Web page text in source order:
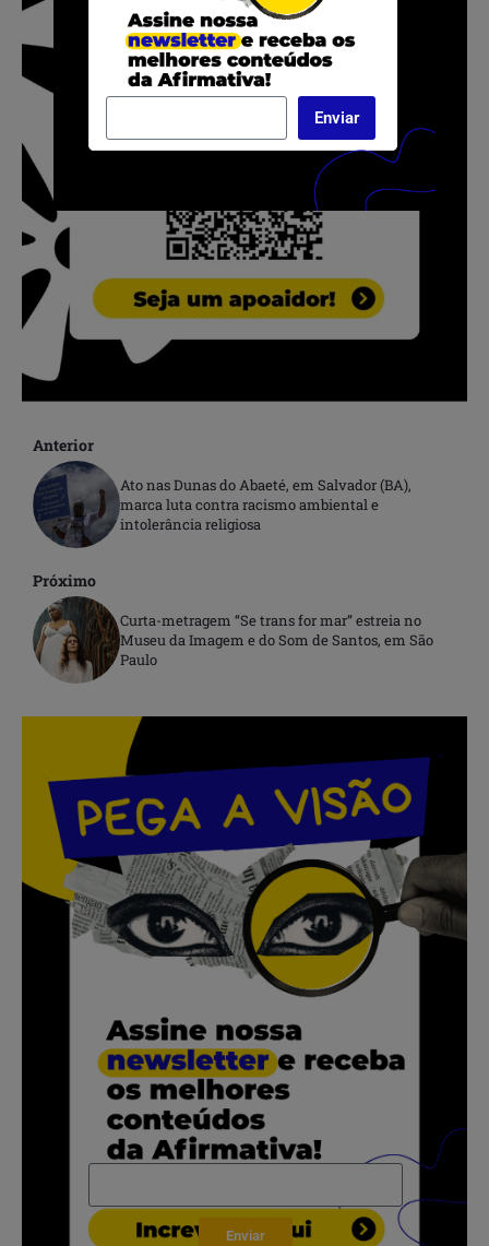
Anterior
Ato nas Dunas do Abaeté, em Salvador (BA),
marca luta contra racismo ambiental e
intolerância religiosa
Próximo
Curta-metragem “Se trans for mar” estreia no
Museu da Imagem e do Som de Santos, em São
Paulo
.
.
Enviar
Enviar